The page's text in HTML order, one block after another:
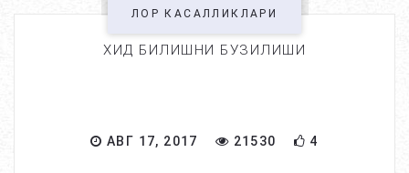
ЛОР КАСАЛЛИКЛАРИ
ХИД БИЛИШНИ БУЗИЛИШИ
АВГ 17, 2017 21530 4